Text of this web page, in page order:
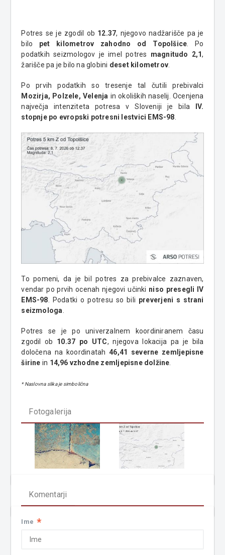
Potres se je zgodil ob 12.37, njegovo nadžarišče pa je
bilo pet kilometrov zahodno od Topolšice . Po
podatkih seizmologov je imel potres magnitudo 2,1,
žarišče pa je bilo na globini deset kilometrov
Po prvih podatkih so tresenje tal čutili prebivalci
Mozirja, Polzele, Velenja in okoliških naselij. Ocenjena
največja intenziteta potresa v Sloveniji je bila
IV.
stopnje po evropski potresni lestvici EMS-98
To pomeni, da je bil potres za prebivalce zaznaven,
vendar po prvih ocenah njegovi učinki niso presegli IV
EMS-98 . Podatki o potresu so bili preverjeni s strani
seizmologa
Potres se je po univerzalnem koordiniranem času
zgodil ob 10.37 po UTC, njegova lokacija pa je bila
določena na koordinatah46,41 severne zemljepisne
širine in 14,96 vzhodne zemljepisne dolžine
* Naslovna slika je simbolična
Fotogalerija
Komentarji
Ime *